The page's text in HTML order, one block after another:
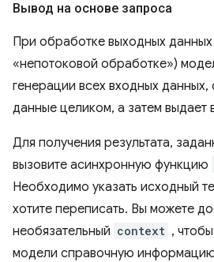
Вывод на основе запроса
При обработке выходных
«непотоковой обработке»)
генерации всех входных данных,
данные целиком, а затем выдает
Для получения результата,
вызовите асинхронную функцию
Необходимо указать исходный
хотите переписать. Вы можете
необязательный context ,
модели справочную